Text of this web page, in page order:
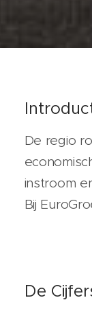
De regio
instroom
Bij
De